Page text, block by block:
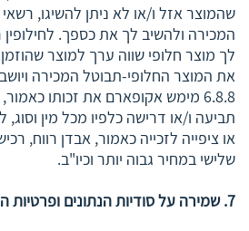
שהמוצר אזל ו/או לא ניתן להשיגו,
המכירה ולהשיב לך את כספך.
לך מוצר חלופי שווה ערך למוצר
את המוצר החלופי-תבוטל המכירה
6.8.8 מימש אקופארם את זכותו
תביעה ו/או דרישה כלפיו מכל מין וסוג,
או ציפייה לזכייה כאמור, אבדן רווח,
שלישי במחיר גבוה יותר וכיו"ב.
7. שמירה על סודיות הנתונים ופרטיות הלקוח .